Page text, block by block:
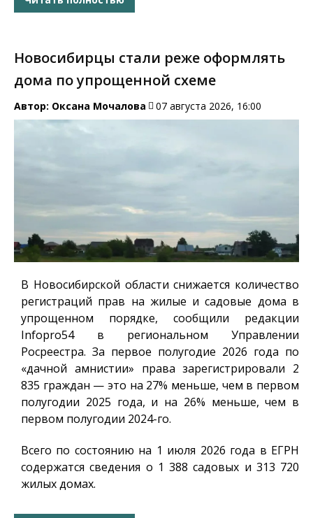
Новосибирцы стали реже оформлять
дома по упрощенной схеме
Автор: Оксана Мочалова 07 августа 2026, 16:00
В Новосибирской области снижается количество
регистраций прав на жилые и садовые дома в
упрощенном порядке, сообщили редакции
Infopro54в региональном Управлении
Росреестра. За первое полугодие 2026 года по
«дачной амнистии» права зарегистрировали 2
835 граждан — это на 27% меньше, чем в первом
полугодии 2025 года, и на 26% меньше, чем в
первом полугодии 2024-го.
Всего по состоянию на 1 июля 2026 года в ЕГРН
содержатся сведения о 1 388 садовых и 313 720
жилых домах.